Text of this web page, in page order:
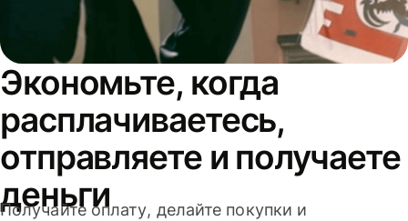
Экономьте, когда
расплачиваетесь,
отправляете и получаете
деньги
Получайте оплату, делайте покупки и